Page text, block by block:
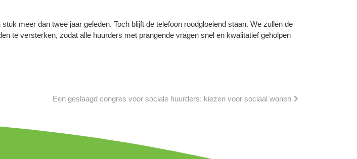
meer dan twee jaar geleden. Toch blijft de telefoon roodgloeiend staan. We zullen de
te versterken, zodat alle huurders met prangende vragen snel en kwalitatief geholpen
Een geslaagd congres voor sociale huurders: kiezen voor sociaal wonen